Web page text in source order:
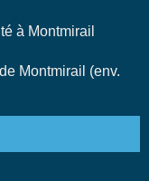
à Montmirail
Montmirail (env.